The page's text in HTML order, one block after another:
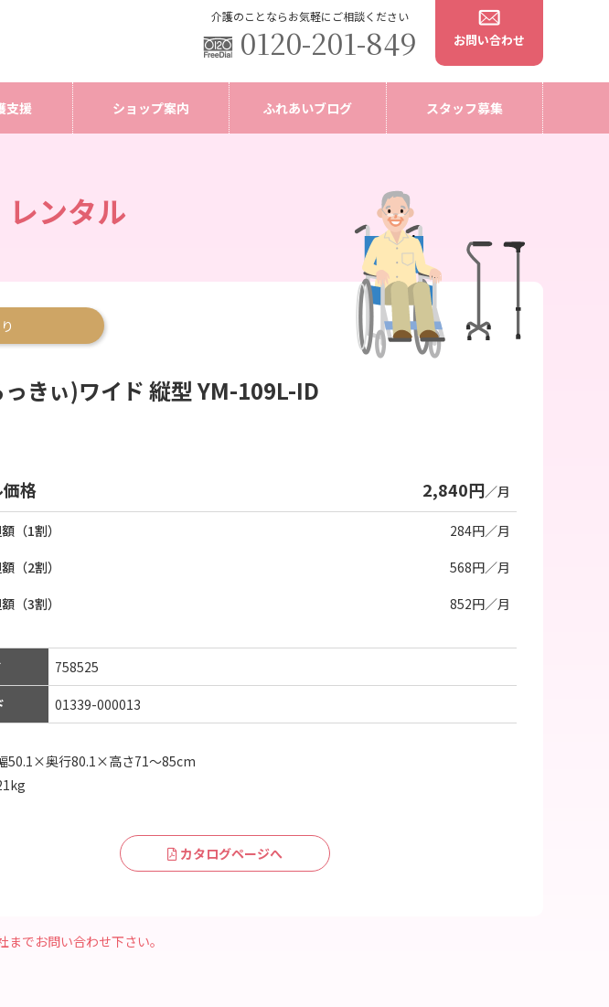
介護のことならお気軽にご相談ください
0120-201-849 お問い合わせ
支援 ショップ案内 ふれあいブログ スタッフ募集
ンタル
きぃ)ワイド 縦型 YM-109L-ID
格 2,840円／月
（1割）
284円／月
（2割）
568円／月
（3割）
852円／月
758525
01339-000013
50.1×奥行80.1×高さ71〜85cm
カタログページへ
でお問い合わせ下さい。